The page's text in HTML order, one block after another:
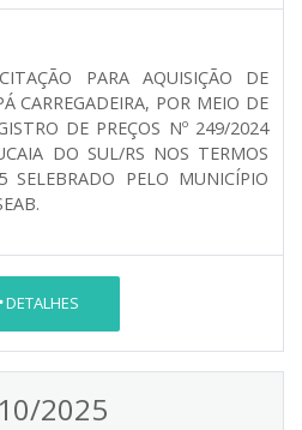
PARA AQUISIÇÃO DE
CARREGADEIRA, POR MEIO DE
DE PREÇOS Nº 249/2024
DO SUL/RS NOS TERMOS
SELEBRADO PELO MUNICÍPIO
DETALHES
2025